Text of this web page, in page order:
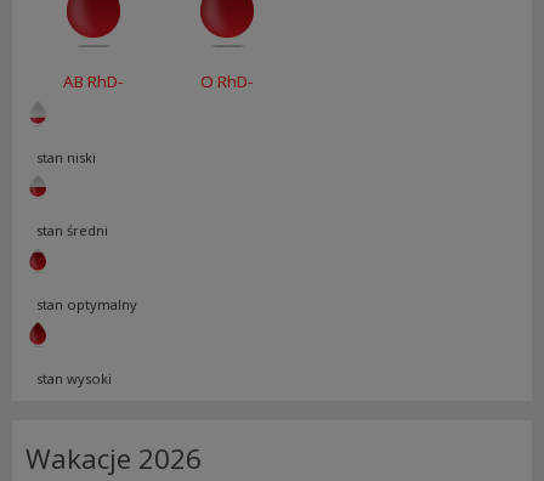
AB RhD- O RhD-
stan niski
stan średni
stan optymalny
stan wysoki
Wakacje 2026